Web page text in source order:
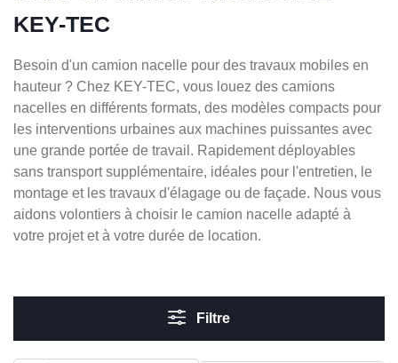
KEY-TEC
Besoin d'un camion nacelle pour des travaux mobiles en
hauteur ? Chez KEY-TEC, vous louez des camions
nacelles en différents formats, des modèles compacts pour
les interventions urbaines aux machines puissantes avec
une grande portée de travail. Rapidement déployables
sans transport supplémentaire, idéales pour l'entretien, le
montage et les travaux d'élagage ou de façade. Nous vous
aidons volontiers à choisir le camion nacelle adapté à
votre projet et à votre durée de location.
Filtre